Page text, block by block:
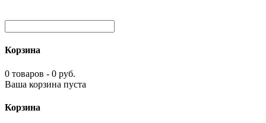
Корзина
0 товаров - 0 руб.
Ваша корзина пуста
Корзина